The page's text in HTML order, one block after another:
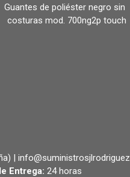
Guantes de poliéster negro sin
costuras mod. 700ng2p touch
|
Entrega: 24 horas